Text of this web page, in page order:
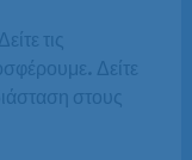
τις
Δείτε
στους